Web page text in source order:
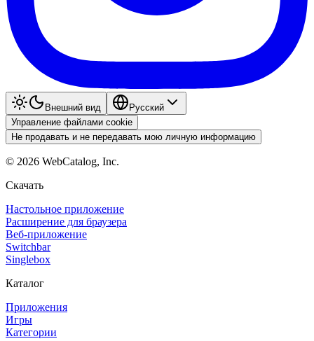
Внешний вид
Pyccкий
Управление файлами cookie
Не продавать и не передавать мою личную информацию
© 2026 WebCatalog, Inc.
Скачать
Настольное приложение
Расширение для браузера
Веб-приложение
Switchbar
Singlebox
Каталог
Приложения
Игры
Категории